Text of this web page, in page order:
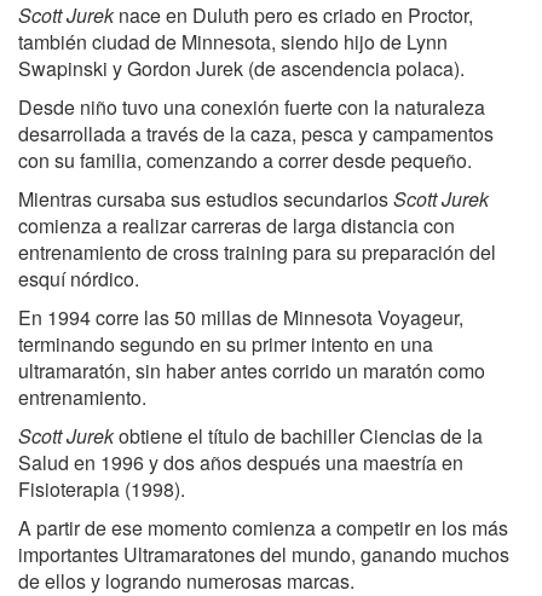
Scott Jureknace en Duluth pero es criado en Proctor,
también ciudad de Minnesota, siendo hijo de Lynn
Swapinski y Gordon Jurek (de ascendencia polaca).
Desde niño tuvo una conexión fuerte con la naturaleza
desarrollada a través de la caza, pesca y campamentos
con su familia, comenzando a correr desde pequeño.
Mientras cursaba sus estudios secundariosScott Jurek
comienza a realizar carreras de larga distancia con
entrenamiento de cross training para su preparación del
esquí nórdico.
En 1994 corre las 50 millas de Minnesota Voyageur,
terminando segundo en su primer intento en una
ultramaratón, sin haber antes corrido un maratón como
entrenamiento.
Scott Jurekobtiene el título de bachiller Ciencias de la
Salud en 1996 y dos años después una maestría en
Fisioterapia (1998).
A partir de ese momento comienza a competir en los más
importantes Ultramaratones del mundo, ganando muchos
de ellos y logrando numerosas marcas.